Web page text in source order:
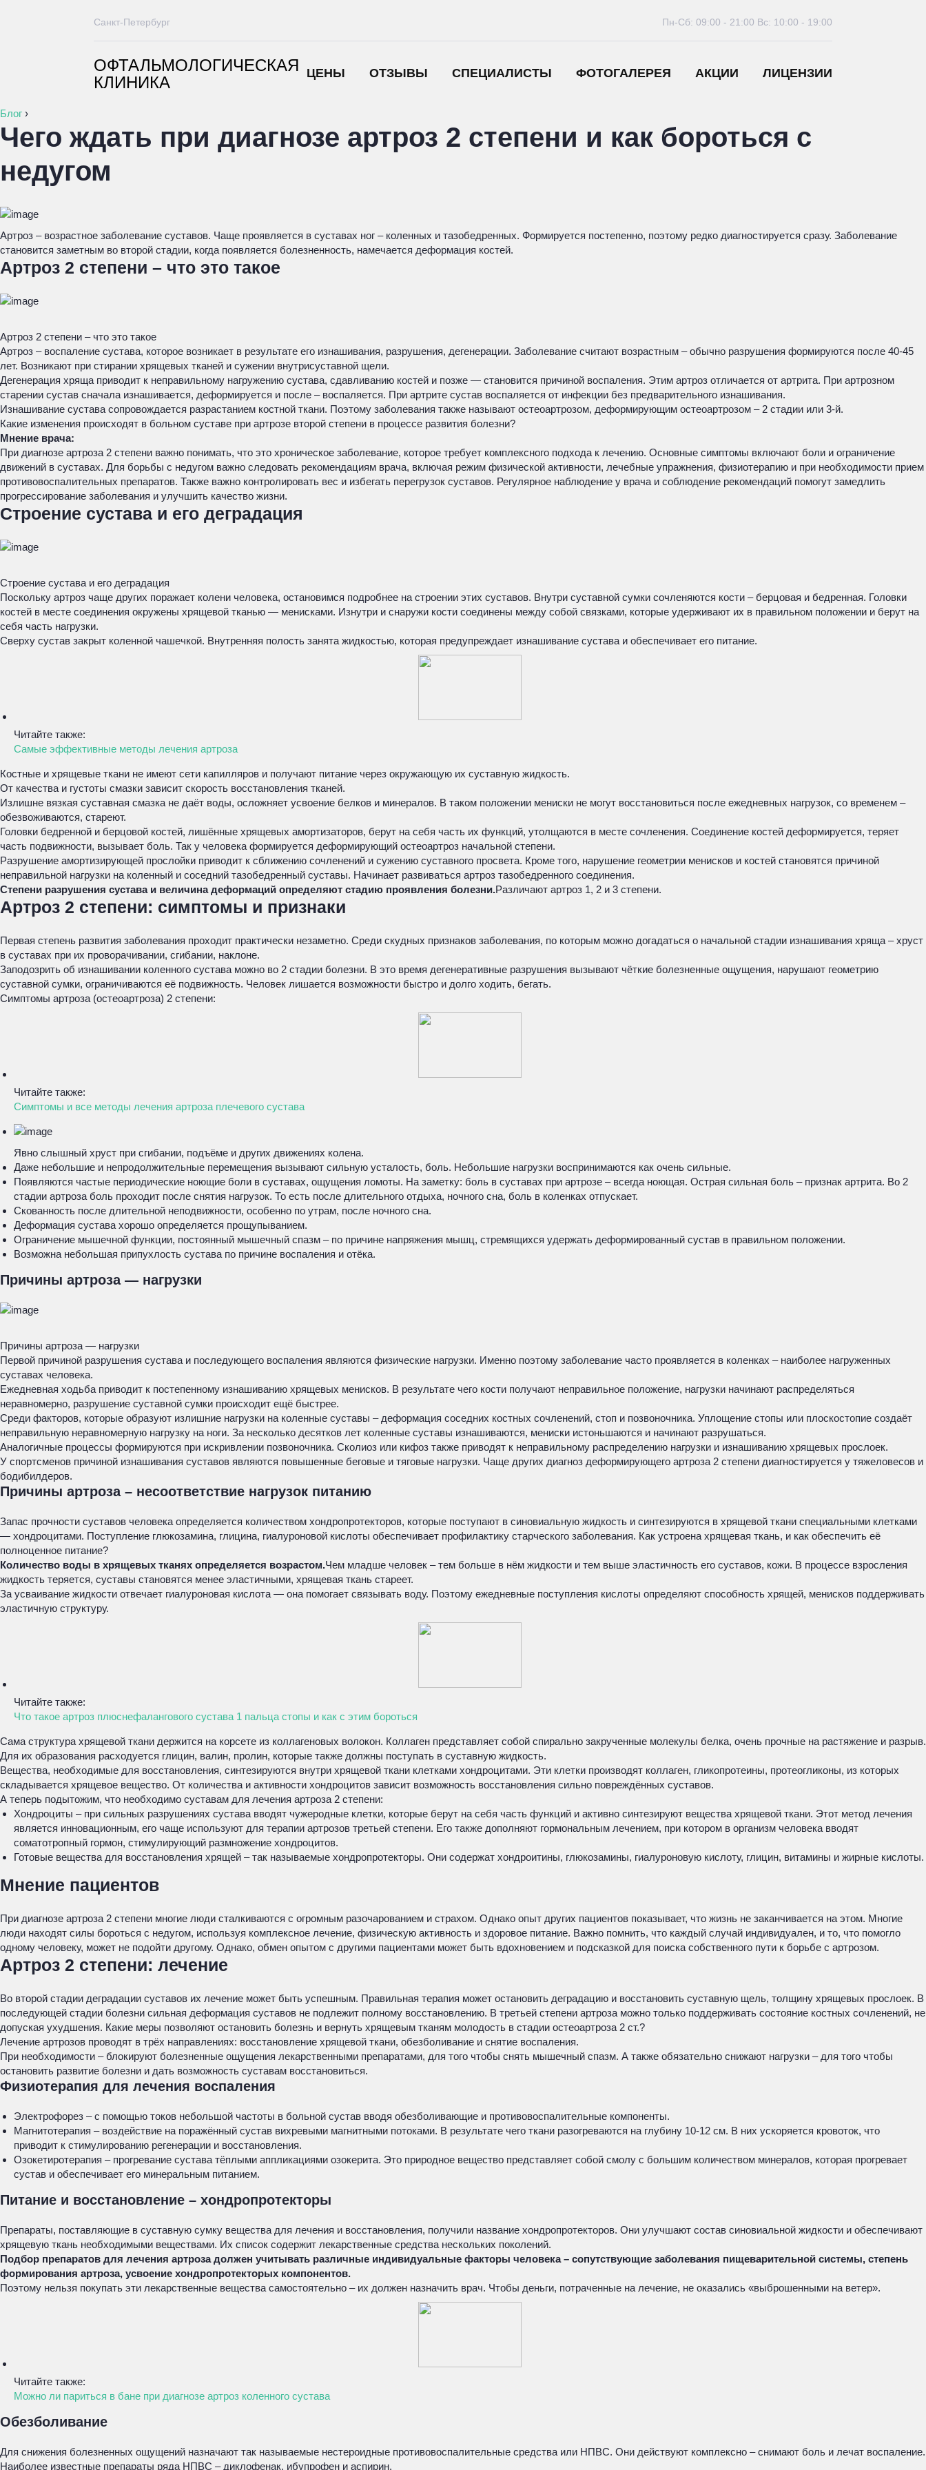
ОФТАЛЬМОЛОГИЧЕСКАЯ
КЛИНИКА
ЦЕНЫ ОТЗЫВЫ СПЕЦИАЛИСТЫ ФОТОГАЛЕРЕЯ АКЦИИ ЛИЦЕНЗИИ
Санкт-Петербург Пн-Сб: 09:00 - 21:00 Вс: 10:00 - 19:00
Блог ›
Чего ждать при диагнозе артроз 2 степени и как бороться с
недугом
Артроз – возрастное заболевание суставов. Чаще проявляется в суставах ног – коленных и тазобедренных. Формируется постепенно, поэтому редко диагностируется сразу. Заболевание
становится заметным во второй стадии, когда появляется болезненность, намечается деформация костей.
Артроз 2 степени – что это такое
Артроз 2 степени – что это такое
Артроз – воспаление сустава, которое возникает в результате его изнашивания, разрушения, дегенерации. Заболевание считают возрастным – обычно разрушения формируются после 40-45
лет. Возникают при стирании хрящевых тканей и сужении внутрисуставной щели.
Дегенерация хряща приводит к неправильному нагружению сустава, сдавливанию костей и позже — становится причиной воспаления. Этим артроз отличается от артрита. При артрозном
старении сустав сначала изнашивается, деформируется и после – воспаляется. При артрите сустав воспаляется от инфекции без предварительного изнашивания.
Изнашивание сустава сопровождается разрастанием костной ткани. Поэтому заболевания также называют остеоартрозом, деформирующим остеоартрозом – 2 стадии или 3-й.
Какие изменения происходят в больном суставе при артрозе второй степени в процессе развития болезни?
Мнение врача:
При диагнозе артроза 2 степени важно понимать, что это хроническое заболевание, которое требует комплексного подхода к лечению. Основные симптомы включают боли и ограничение
движений в суставах. Для борьбы с недугом важно следовать рекомендациям врача, включая режим физической активности, лечебные упражнения, физиотерапию и при необходимости прием
противовоспалительных препаратов. Также важно контролировать вес и избегать перегрузок суставов. Регулярное наблюдение у врача и соблюдение рекомендаций помогут замедлить
прогрессирование заболевания и улучшить качество жизни.
Строение сустава и его деградация
Строение сустава и его деградация
Поскольку артроз чаще других поражает колени человека, остановимся подробнее на строении этих суставов. Внутри суставной сумки сочленяются кости – берцовая и бедренная. Головки
костей в месте соединения окружены хрящевой тканью — менисками. Изнутри и снаружи кости соединены между собой связками, которые удерживают их в правильном положении и берут на
себя часть нагрузки.
Сверху сустав закрыт коленной чашечкой. Внутренняя полость занята жидкостью, которая предупреждает изнашивание сустава и обеспечивает его питание.
Читайте также:
Самые эффективные методы лечения артроза
Костные и хрящевые ткани не имеют сети капилляров и получают питание через окружающую их суставную жидкость.
От качества и густоты смазки зависит скорость восстановления тканей.
Излишне вязкая суставная смазка не даёт воды, осложняет усвоение белков и минералов. В таком положении мениски не могут восстановиться после ежедневных нагрузок, со временем –
обезвоживаются, стареют.
Головки бедренной и берцовой костей, лишённые хрящевых амортизаторов, берут на себя часть их функций, утолщаются в месте сочленения. Соединение костей деформируется, теряет
часть подвижности, вызывает боль. Так у человека формируется деформирующий остеоартроз начальной степени.
Разрушение амортизирующей прослойки приводит к сближению сочленений и сужению суставного просвета. Кроме того, нарушение геометрии менисков и костей становятся причиной
неправильной нагрузки на коленный и соседний тазобедренный суставы. Начинает развиваться артроз тазобедренного соединения.
Степени разрушения сустава и величина деформаций определяют стадию проявления болезни.Различают артроз 1, 2 и 3 степени.
Артроз 2 степени: симптомы и признаки
Первая степень развития заболевания проходит практически незаметно. Среди скудных признаков заболевания, по которым можно догадаться о начальной стадии изнашивания хряща – хруст
в суставах при их проворачивании, сгибании, наклоне.
Заподозрить об изнашивании коленного сустава можно во 2 стадии болезни. В это время дегенеративные разрушения вызывают чёткие болезненные ощущения, нарушают геометрию
суставной сумки, ограничиваются её подвижность. Человек лишается возможности быстро и долго ходить, бегать.
Симптомы артроза (остеоартроза) 2 степени:
Читайте также:
Симптомы и все методы лечения артроза плечевого сустава
Явно слышный хруст при сгибании, подъёме и других движениях колена.
Даже небольшие и непродолжительные перемещения вызывают сильную усталость, боль. Небольшие нагрузки воспринимаются как очень сильные.
Появляются частые периодические ноющие боли в суставах, ощущения ломоты. На заметку: боль в суставах при артрозе – всегда ноющая. Острая сильная боль – признак артрита. Во 2
стадии артроза боль проходит после снятия нагрузок. То есть после длительного отдыха, ночного сна, боль в коленках отпускает.
Скованность после длительной неподвижности, особенно по утрам, после ночного сна.
Деформация сустава хорошо определяется прощупыванием.
Ограничение мышечной функции, постоянный мышечный спазм – по причине напряжения мышц, стремящихся удержать деформированный сустав в правильном положении.
Возможна небольшая припухлость сустава по причине воспаления и отёка.
Причины артроза — нагрузки
Причины артроза — нагрузки
Первой причиной разрушения сустава и последующего воспаления являются физические нагрузки. Именно поэтому заболевание часто проявляется в коленках – наиболее нагруженных
суставах человека.
Ежедневная ходьба приводит к постепенному изнашиванию хрящевых менисков. В результате чего кости получают неправильное положение, нагрузки начинают распределяться
неравномерно, разрушение суставной сумки происходит ещё быстрее.
Среди факторов, которые образуют излишние нагрузки на коленные суставы – деформация соседних костных сочленений, стоп и позвоночника. Уплощение стопы или плоскостопие создаёт
неправильную неравномерную нагрузку на ноги. За несколько десятков лет коленные суставы изнашиваются, мениски истоньшаются и начинают разрушаться.
Аналогичные процессы формируются при искривлении позвоночника. Сколиоз или кифоз также приводят к неправильному распределению нагрузки и изнашиванию хрящевых прослоек.
У спортсменов причиной изнашивания суставов являются повышенные беговые и тяговые нагрузки. Чаще других диагноз деформирующего артроза 2 степени диагностируется у тяжеловесов и
бодибилдеров.
Причины артроза – несоответствие нагрузок питанию
Запас прочности суставов человека определяется количеством хондропротекторов, которые поступают в синовиальную жидкость и синтезируются в хрящевой ткани специальными клетками
— хондроцитами. Поступление глюкозамина, глицина, гиалуроновой кислоты обеспечивает профилактику старческого заболевания. Как устроена хрящевая ткань, и как обеспечить её
полноценное питание?
Количество воды в хрящевых тканях определяется возрастом.Чем младше человек – тем больше в нём жидкости и тем выше эластичность его суставов, кожи. В процессе взросления
жидкость теряется, суставы становятся менее эластичными, хрящевая ткань стареет.
За усваивание жидкости отвечает гиалуроновая кислота — она помогает связывать воду. Поэтому ежедневные поступления кислоты определяют способность хрящей, менисков поддерживать
эластичную структуру.
Читайте также:
Что такое артроз плюснефалангового сустава 1 пальца стопы и как с этим бороться
Сама структура хрящевой ткани держится на корсете из коллагеновых волокон. Коллаген представляет собой спирально закрученные молекулы белка, очень прочные на растяжение и разрыв.
Для их образования расходуется глицин, валин, пролин, которые также должны поступать в суставную жидкость.
Вещества, необходимые для восстановления, синтезируются внутри хрящевой ткани клетками хондроцитами. Эти клетки производят коллаген, гликопротеины, протеогликоны, из которых
складывается хрящевое вещество. От количества и активности хондроцитов зависит возможность восстановления сильно повреждённых суставов.
А теперь подытожим, что необходимо суставам для лечения артроза 2 степени:
Хондроциты – при сильных разрушениях сустава вводят чужеродные клетки, которые берут на себя часть функций и активно синтезируют вещества хрящевой ткани. Этот метод лечения
является инновационным, его чаще используют для терапии артрозов третьей степени. Его также дополняют гормональным лечением, при котором в организм человека вводят
соматотропный гормон, стимулирующий размножение хондроцитов.
Готовые вещества для восстановления хрящей – так называемые хондропротекторы. Они содержат хондроитины, глюкозамины, гиалуроновую кислоту, глицин, витамины и жирные кислоты.
Мнение пациентов
При диагнозе артроза 2 степени многие люди сталкиваются с огромным разочарованием и страхом. Однако опыт других пациентов показывает, что жизнь не заканчивается на этом. Многие
люди находят силы бороться с недугом, используя комплексное лечение, физическую активность и здоровое питание. Важно помнить, что каждый случай индивидуален, и то, что помогло
одному человеку, может не подойти другому. Однако, обмен опытом с другими пациентами может быть вдохновением и подсказкой для поиска собственного пути к борьбе с артрозом.
Артроз 2 степени: лечение
Во второй стадии деградации суставов их лечение может быть успешным. Правильная терапия может остановить деградацию и восстановить суставную щель, толщину хрящевых прослоек. В
последующей стадии болезни сильная деформация суставов не подлежит полному восстановлению. В третьей степени артроза можно только поддерживать состояние костных сочленений, не
допуская ухудшения. Какие меры позволяют остановить болезнь и вернуть хрящевым тканям молодость в стадии остеоартроза 2 ст.?
Лечение артрозов проводят в трёх направлениях: восстановление хрящевой ткани, обезболивание и снятие воспаления.
При необходимости – блокируют болезненные ощущения лекарственными препаратами, для того чтобы снять мышечный спазм. А также обязательно снижают нагрузки – для того чтобы
остановить развитие болезни и дать возможность суставам восстановиться.
Физиотерапия для лечения воспаления
Электрофорез – с помощью токов небольшой частоты в больной сустав вводя обезболивающие и противовоспалительные компоненты.
Магнитотерапия – воздействие на поражённый сустав вихревыми магнитными потоками. В результате чего ткани разогреваются на глубину 10-12 см. В них ускоряется кровоток, что
приводит к стимулированию регенерации и восстановления.
Озокетиротерапия – прогревание сустава тёплыми аппликациями озокерита. Это природное вещество представляет собой смолу с большим количеством минералов, которая прогревает
сустав и обеспечивает его минеральным питанием.
Питание и восстановление – хондропротекторы
Препараты, поставляющие в суставную сумку вещества для лечения и восстановления, получили название хондропротекторов. Они улучшают состав синовиальной жидкости и обеспечивают
хрящевую ткань необходимыми веществами. Их список содержит лекарственные средства нескольких поколений.
Подбор препаратов для лечения артроза должен учитывать различные индивидуальные факторы человека – сопутствующие заболевания пищеварительной системы, степень
формирования артроза, усвоение хондропротекторых компонентов.
Поэтому нельзя покупать эти лекарственные вещества самостоятельно – их должен назначить врач. Чтобы деньги, потраченные на лечение, не оказались «выброшенными на ветер».
Читайте также:
Можно ли париться в бане при диагнозе артроз коленного сустава
Обезболивание
Для снижения болезненных ощущений назначают так называемые нестероидные противовоспалительные средства или НПВС. Они действуют комплексно – снимают боль и лечат воспаление.
Наиболее известные препараты ряда НПВС – диклофенак, ибупрофен и аспирин.